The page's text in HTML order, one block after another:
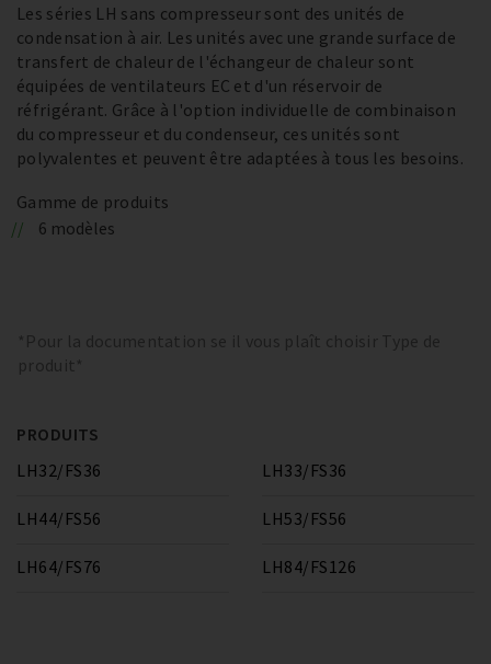
Les séries LH sans compresseur sont des unités de
condensation à air. Les unités avec une grande surface de
transfert de chaleur de l'échangeur de chaleur sont
équipées de ventilateurs EC et d'un réservoir de
réfrigérant. Grâce à l'option individuelle de combinaison
du compresseur et du condenseur, ces unités sont
polyvalentes et peuvent être adaptées à tous les besoins.
Gamme de produits
6 modèles
*Pour la documentation se il vous plaît choisir Type de
produit*
PRODUITS
LH32/FS36
LH33/FS36
LH44/FS56 LH53/FS56
LH64/FS76 LH84/FS126